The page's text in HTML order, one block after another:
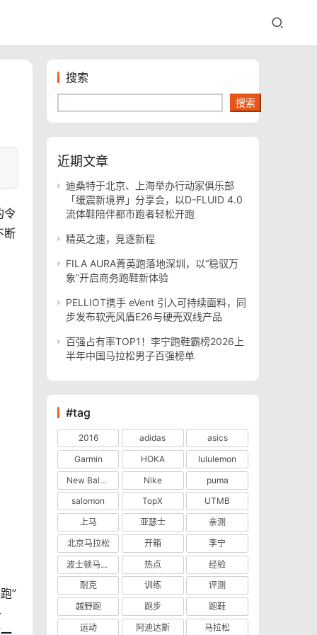
令
断
”
搜索
搜索
近期文章
迪桑特于北京、上海举办行动家俱乐部
「缓震新境界」分享会，以D-FLUID 4.0
流体鞋陪伴都市跑者轻松开跑
精英之速，竞逐新程
FILA AURA菁英跑落地深圳，以“稳驭万
象”开启商务跑鞋新体验
PELLIOT携手 eVent 引入可持续面料，同
步发布软壳风盾E26与硬壳双线产品
百强占有率TOP1！李宁跑鞋霸榜2026上
半年中国马拉松男子百强榜单
#tag
2016 adidas
asics
Garmin
HOKA
lululemon
New Balance
Nike
puma
salomon
TopX
UTMB
上马
亚瑟士
亲测
北京马拉松
开箱
李宁
波士顿马拉松
热点
经验
耐克
训练
评测
越野跑
跑步
跑鞋
运动
阿迪达斯 马拉松